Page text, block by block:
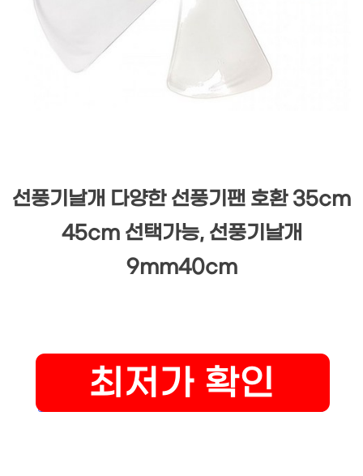
선풍기날개 다양한 선풍기팬 호환 35cm
45cm 선택가능, 선풍기날개
9mm40cm